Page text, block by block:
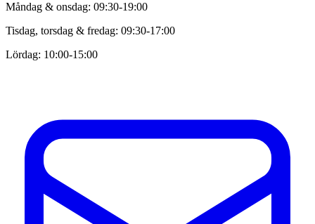
Måndag & onsdag: 09:30-19:00
Tisdag, torsdag & fredag: 09:30-17:00
Lördag: 10:00-15:00